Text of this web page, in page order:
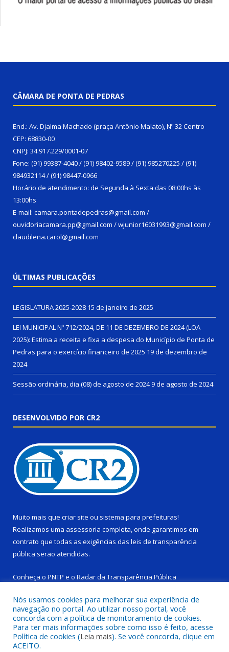
CÂMARA DE PONTA DE PEDRAS
End.: Av. Djalma Machado (praça Antônio Malato), Nº 32 Centro
CEP: 68830-00
CNPJ: 34.917.229/0001-07
Fone: (91) 99387-4040 / (91) 98402-9589 / (91) 985270225 / (91)
984932114 / (91) 98447-0966
Horário de atendimento: de Segunda à Sexta das 08:00hs às
13:00hs
E-mail: camara.pontadepedras@gmail.com /
ouvidoriacamara.pp@gmail.com / wjunior16031993@gmail.com /
claudilena.carol@gmail.com
ÚLTIMAS PUBLICAÇÕES
LEGISLATURA 2025-2028 15 de janeiro de 2025
LEI MUNICIPAL Nº 712/2024, DE 11 DE DEZEMBRO DE 2024 (LOA
2025): Estima a receita e fixa a despesa do Município de Ponta de
Pedras para o exercício financeiro de 2025 19 de dezembro de
2024
Sessão ordinária, dia (08) de agosto de 20249 de agosto de 2024
DESENVOLVIDO POR CR2
Muito mais que criar site ou sistema para prefeituras!
Realizamos uma assessoria completa, onde garantimos em
contrato que todas as exigências das leis de transparência
pública serão atendidas.
Conheça o PNTP e o Radar da Transparência Pública
Todos os direitos reservados a Câmara Municipal de Ponta de
Pedras.
Nós usamos cookies para melhorar sua experiência de
navegação no portal. Ao utilizar nosso portal, você
concorda com a política de monitoramento de cookies.
Para ter mais informações sobre como isso é feito, acesse
Política de cookies (Leia mais). Se você concorda, clique em
ACEITO.